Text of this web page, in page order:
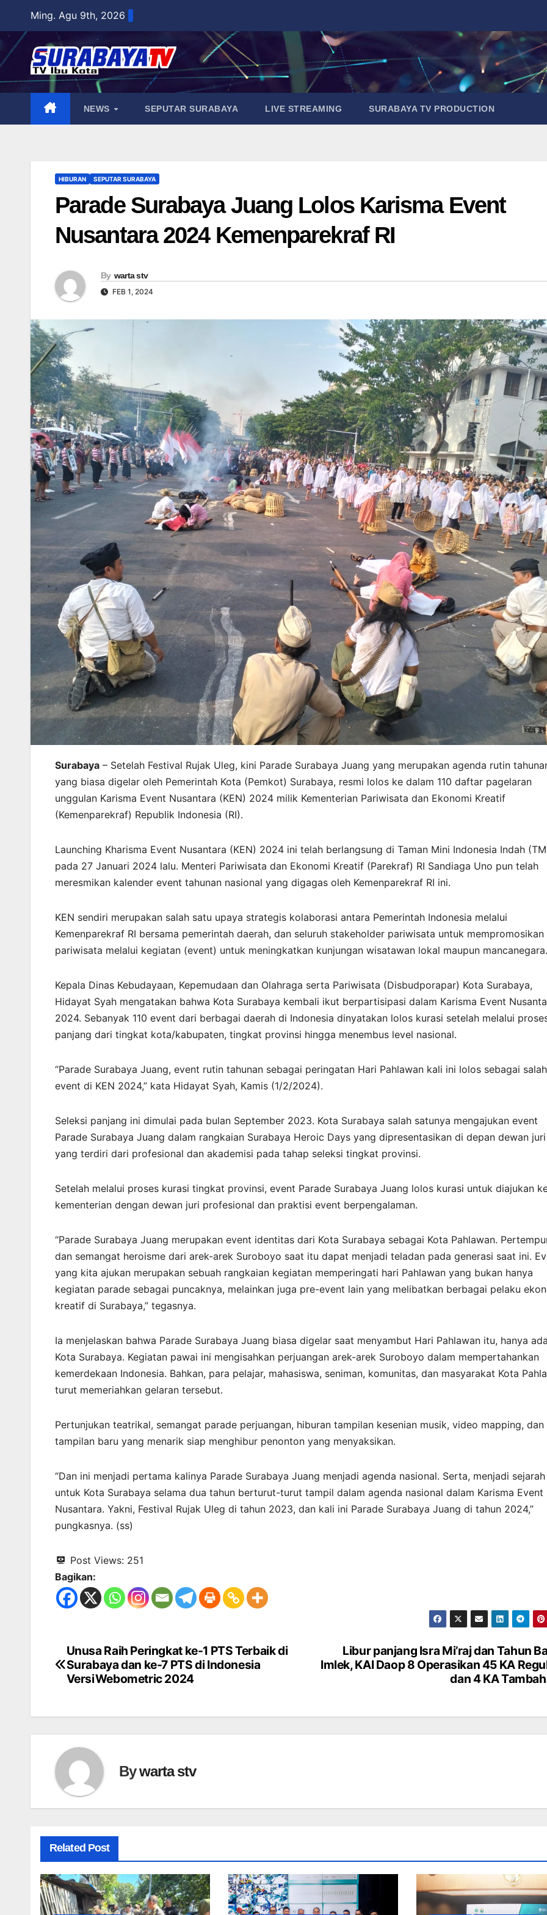
content
Ming. Agu 9th, 2026
NEWS SEPUTAR SURABAYA LIVE STREAMING SURABAYA TV PRODUCTION
HIBURAN SEPUTAR SURABAYA
Parade Surabaya Juang Lolos Karisma Event
Nusantara 2024 Kemenparekraf RI
By warta stv
FEB 1, 2024
Surabaya – Setelah Festival Rujak Uleg, kini Parade Surabaya Juang yang merupakan agenda rutin
yang biasa digelar oleh Pemerintah Kota (Pemkot) Surabaya, resmi lolos ke dalam 110 daftar pagelaran
unggulan Karisma Event Nusantara (KEN) 2024 milik Kementerian Pariwisata dan Ekonomi Kreatif
(Kemenparekraf) Republik Indonesia (RI).
Launching Kharisma Event Nusantara (KEN) 2024 ini telah berlangsung di Taman Mini Indonesia Indah
pada 27 Januari 2024 lalu. Menteri Pariwisata dan Ekonomi Kreatif (Parekraf) RI Sandiaga Uno pun telah
meresmikan kalender event tahunan nasional yang digagas oleh Kemenparekraf RI ini.
KEN sendiri merupakan salah satu upaya strategis kolaborasi antara Pemerintah Indonesia melalui
Kemenparekraf RI bersama pemerintah daerah, dan seluruh stakeholder pariwisata untuk mempromosikan
pariwisata melalui kegiatan (event) untuk meningkatkan kunjungan wisatawan lokal maupun
Kepala Dinas Kebudayaan, Kepemudaan dan Olahraga serta Pariwisata (Disbudporapar) Kota Surabaya,
Hidayat Syah mengatakan bahwa Kota Surabaya kembali ikut berpartisipasi dalam Karisma Event
2024. Sebanyak 110 event dari berbagai daerah di Indonesia dinyatakan lolos kurasi setelah melalui
panjang dari tingkat kota/kabupaten, tingkat provinsi hingga menembus level nasional.
“Parade Surabaya Juang, event rutin tahunan sebagai peringatan Hari Pahlawan kali ini lolos sebagai
event di KEN 2024,” kata Hidayat Syah, Kamis (1/2/2024).
Seleksi panjang ini dimulai pada bulan September 2023. Kota Surabaya salah satunya mengajukan event
Parade Surabaya Juang dalam rangkaian Surabaya Heroic Days yang dipresentasikan di depan dewan juri
yang terdiri dari profesional dan akademisi pada tahap seleksi tingkat provinsi.
Setelah melalui proses kurasi tingkat provinsi, event Parade Surabaya Juang lolos kurasi untuk diajukan
kementerian dengan dewan juri profesional dan praktisi event berpengalaman.
“Parade Surabaya Juang merupakan event identitas dari Kota Surabaya sebagai Kota Pahlawan.
dan semangat heroisme dari arek-arek Suroboyo saat itu dapat menjadi teladan pada generasi saat ini.
yang kita ajukan merupakan sebuah rangkaian kegiatan memperingati hari Pahlawan yang bukan hanya
kegiatan parade sebagai puncaknya, melainkan juga pre-event lain yang melibatkan berbagai pelaku
kreatif di Surabaya,” tegasnya.
Ia menjelaskan bahwa Parade Surabaya Juang biasa digelar saat menyambut Hari Pahlawan itu, hanya
Kota Surabaya. Kegiatan pawai ini mengisahkan perjuangan arek-arek Suroboyo dalam mempertahankan
kemerdekaan Indonesia. Bahkan, para pelajar, mahasiswa, seniman, komunitas, dan masyarakat Kota
turut memeriahkan gelaran tersebut.
Pertunjukan teatrikal, semangat parade perjuangan, hiburan tampilan kesenian musik, video mapping, dan
tampilan baru yang menarik siap menghibur penonton yang menyaksikan.
“Dan ini menjadi pertama kalinya Parade Surabaya Juang menjadi agenda nasional. Serta, menjadi sejarah
untuk Kota Surabaya selama dua tahun berturut-turut tampil dalam agenda nasional dalam Karisma Event
Nusantara. Yakni, Festival Rujak Uleg di tahun 2023, dan kali ini Parade Surabaya Juang di tahun 2024,”
pungkasnya. (ss)
Post Views: 251
Bagikan:
Navigasi
pos
Libur panjang Isra Mi’raj dan Tahun
Imlek, KAI Daop 8 Operasikan 45 KA
dan 4 KA
Unusa Raih Peringkat ke-1 PTS Terbaik di
Surabaya dan ke-7 PTS di Indonesia
VersiWebometric 2024
Bywarta stv
Related Post